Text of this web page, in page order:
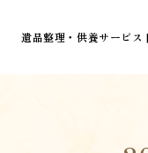
遺品整理・供養サービス